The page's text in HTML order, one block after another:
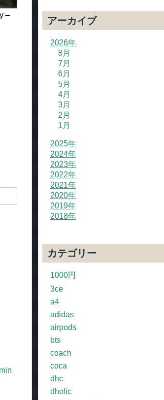
–
アーカイブ
2026年
8月
7月
6月
5月
4月
3月
2月
1月
2025年
2024年
2023年
2022年
2021年
2020年
2019年
2018年
カテゴリー
1000円
3ce
a4
adidas
airpods
bts
coach
coca
dhc
dholic